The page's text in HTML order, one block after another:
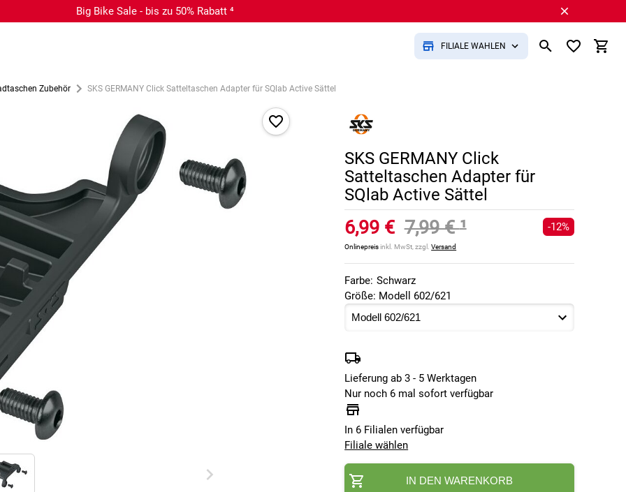
Big Bike Sale - bis zu 50% Rabatt ⁴
FILIALE WÄHLEN
Zubehör SKS GERMANY Click Satteltaschen Adapter für SQlab Active Sättel
SKS GERMANY Click
Satteltaschen Adapter für
SQlab Active Sättel
6,99 € 7,99 €¹
Onlinepreisinkl. MwSt, zzgl.Versand
-12%
Farbe: Schwarz
Größe: Modell 602/621
Lieferung ab 3 - 5 Werktagen
Nur noch 6 mal sofort verfügbar
In 6 Filialen verfügbar
Filiale wählen
IN DEN WARENKORB